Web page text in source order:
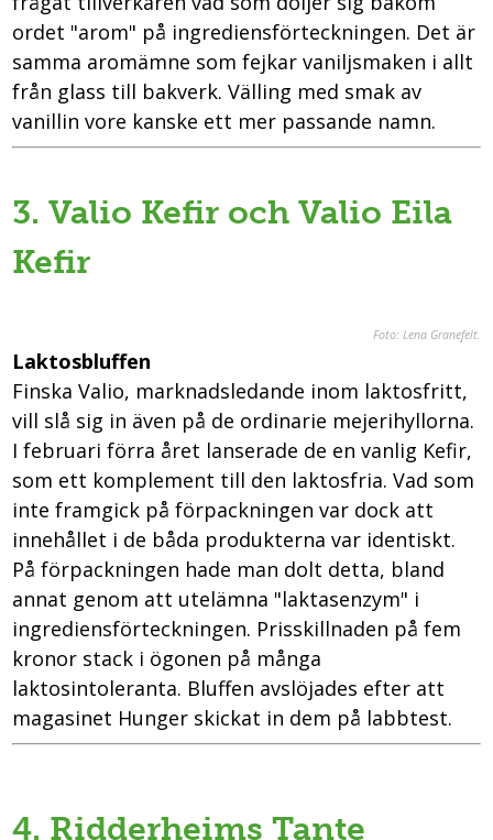
ordet "arom" på ingrediensförteckningen. Det är
samma aromämne som fejkar vaniljsmaken i allt
från glass till bakverk. Välling med smak av
vanillin vore kanske ett mer passande namn.
3. Valio Kefir och Valio Eila
Kefir
Foto: Lena Granefelt.
Laktosbluffen
Finska Valio, marknadsledande inom laktosfritt,
vill slå sig in även på de ordinarie mejerihyllorna.
I februari förra året lanserade de en vanlig Kefir,
som ett komplement till den laktosfria. Vad som
inte framgick på förpackningen var dock att
innehållet i de båda produkterna var identiskt.
På förpackningen hade man dolt detta, bland
annat genom att utelämna "laktasenzym" i
ingrediensförteckningen. Prisskillnaden på fem
kronor stack i ögonen på många
laktosintoleranta. Bluffen avslöjades efter att
magasinet Hunger skickat in dem på labbtest.
4. Ridderheims Tante